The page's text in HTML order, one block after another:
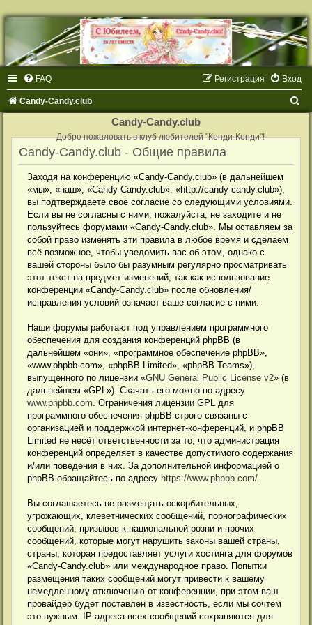
FAQ Вход
Регистрация
Candy-Candy.club
Candy-Candy.club
Добро пожаловать в клуб любителей "Кенди-Кенди"!
Candy-Candy.club - Общие правила
Заходя на конференцию «Candy-Candy.club» (в дальнейшем
«мы», «наш», «Candy-Candy.club», «http://candy-candy.club»),
вы подтверждаете своё согласие со следующими условиями.
Если вы не согласны с ними, пожалуйста, не заходите и не
пользуйтесь форумами «Candy-Candy.club». Мы оставляем за
собой право изменять эти правила в любое время и сделаем
всё возможное, чтобы уведомить вас об этом, однако с
вашей стороны было бы разумным регулярно просматривать
этот текст на предмет изменений, так как использование
конференции «Candy-Candy.club» после обновления/
исправления условий означает ваше согласие с ними.
Наши форумы работают под управлением программного
обеспечения для создания конференций phpBB (в
дальнейшем «они», «программное обеспечение phpBB»,
«www.phpbb.com», «phpBB Limited», «phpBB Teams»),
выпущенного по лицензии «GNU General Public License v2» (в
дальнейшем «GPL»). Скачать его можно по адресу
www.phpbb.com. Ограничения лицензии GPL для
программного обеспечения phpBB строго связаны с
организацией и поддержкой интернет-конференций, и phpBB
Limited не несёт ответственности за то, что администрация
конференций определяет в качестве допустимого содержания
и/или поведения в них. За дополнительной информацией о
phpBB обращайтесь по адресу https://www.phpbb.com/.
Вы соглашаетесь не размещать оскорбительных,
угрожающих, клеветнических сообщений, порнографических
сообщений, призывов к национальной розни и прочих
сообщений, которые могут нарушить законы вашей страны,
страны, которая предоставляет услуги хостинга для форумов
«Candy-Candy.club» или международное право. Попытки
размещения таких сообщений могут привести к вашему
немедленному отключению от конференции, при этом ваш
провайдер будет поставлен в известность, если мы сочтём
это нужным. IP-адреса всех сообщений сохраняются для